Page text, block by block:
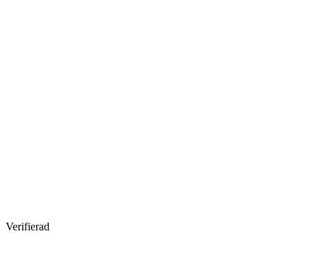
Verifierad